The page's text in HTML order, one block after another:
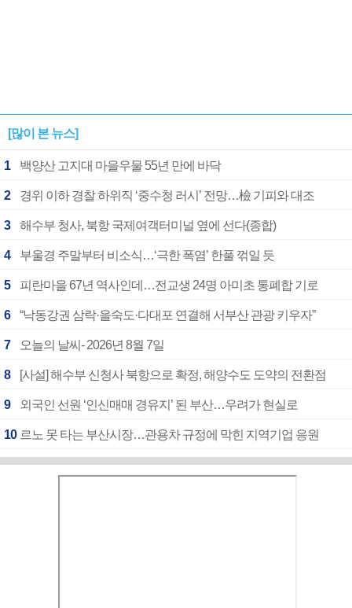
[많이 본 뉴스]
1 백양산 고지대 마을우물 55년 만에 바닥
2 경위 이하 경찰 하위직 ‘중수청 러시’ 전망…檢 기피와 대조
3 해수부 청사, 북항 국제여객터미널 옆에 선다(종합)
4 부울경 주말부터 비소식…‘극한 폭염’ 한풀 꺾일 듯
5 피란마을 67년 역사인데…전교생 24명 아미초 통폐합 기로
6 “낙동강권 삼락·을숙도·다대포 연결해 서부산 관광 키우자”
7 오늘의 날씨- 2026년 8월 7일
8 [사설] 해수부 신청사 북항으로 확정, 해양수도 도약의 전환점
9 외국인 선원 ‘인신매매 경유지’ 된 부산…우려가 현실로
10 르노 못 타는 부산시장…관용차 규정에 막힌 지역기업 응원